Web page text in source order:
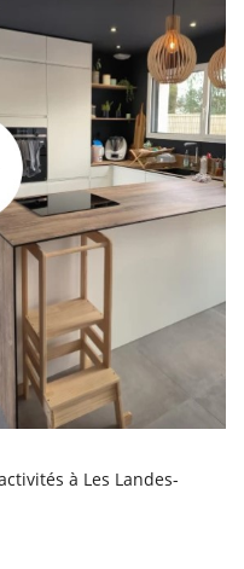
à Les Landes-